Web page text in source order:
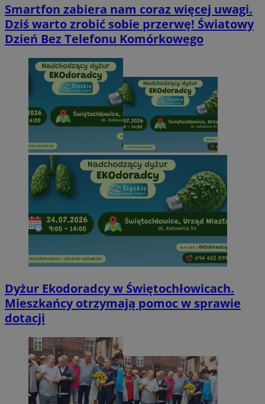
Smartfon zabiera nam coraz więcej uwagi.
Dziś warto zrobić sobie przerwę! Światowy
Dzień Bez Telefonu Komórkowego
Dyżur Ekodoradcy w Świętochłowicach.
Mieszkańcy otrzymają pomoc w sprawie
dotacji